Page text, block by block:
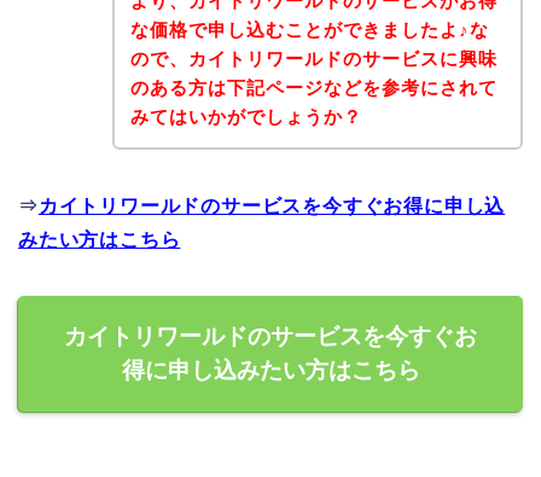
な価格で申し込むことができましたよ♪な
ので、カイトリワールドのサービスに興味
のある方は下記ページなどを参考にされて
みてはいかがでしょうか？
⇒ カイトリワールドのサービスを今すぐお得に申し込
みたい方はこちら
カイトリワールドのサービスを今すぐお
得に申し込みたい方はこちら